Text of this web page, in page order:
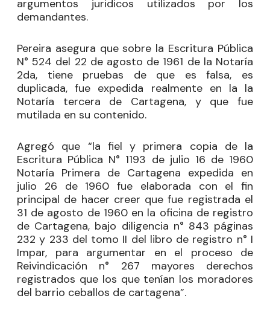
argumentos juridicos utilizados por los
demandantes.
Pereira asegura que sobre la Escritura Pública
N° 524 del 22 de agosto de 1961 de la Notaría
2da, tiene pruebas de que es falsa, es
duplicada, fue expedida realmente en la la
Notaría tercera de Cartagena, y que fue
mutilada en su contenido.
Agregó que “la fiel y primera copia de la
Escritura Pública N° 1193 de julio 16 de 1960
Notaría Primera de Cartagena expedida en
julio 26 de 1960 fue elaborada con el fin
principal de hacer creer que fue registrada el
31 de agosto de 1960 en la oficina de registro
de Cartagena, bajo diligencia n° 843 páginas
232 y 233 del tomo II del libro de registro n° I
Impar, para argumentar en el proceso de
Reivindicación n° 267 mayores derechos
registrados que los que tenían los moradores
del barrio ceballos de cartagena”.